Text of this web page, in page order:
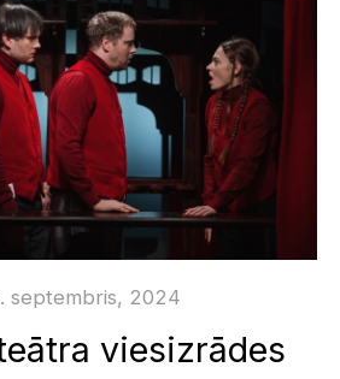
septembris, 2024
viesizrādes